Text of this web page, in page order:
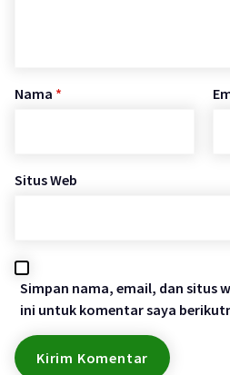
Nama *
Situs Web
Simpan nama, email, dan situs
ini untuk komentar saya